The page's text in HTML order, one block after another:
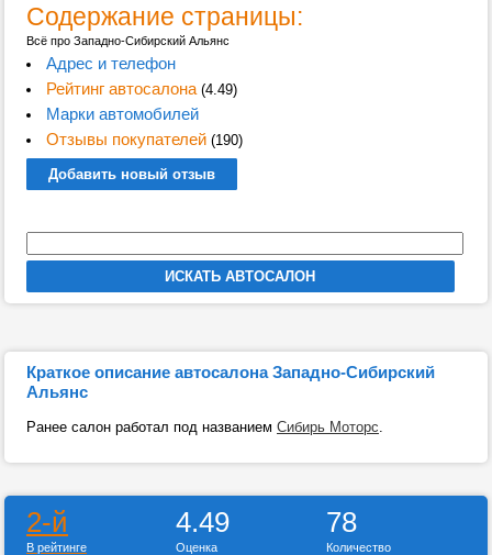
Содержание страницы:
Всё про Западно-Сибирский Альянс
Адрес и телефон
Рейтинг автосалона(4.49)
Марки автомобилей
Отзывы покупателей(190)
Добавить новый отзыв
Краткое описание автосалона Западно-Сибирский
Альянс
Ранее салон работал под названием Сибирь Моторс.
2-й
В рейтинге
4.49
Оценка
78
Количество